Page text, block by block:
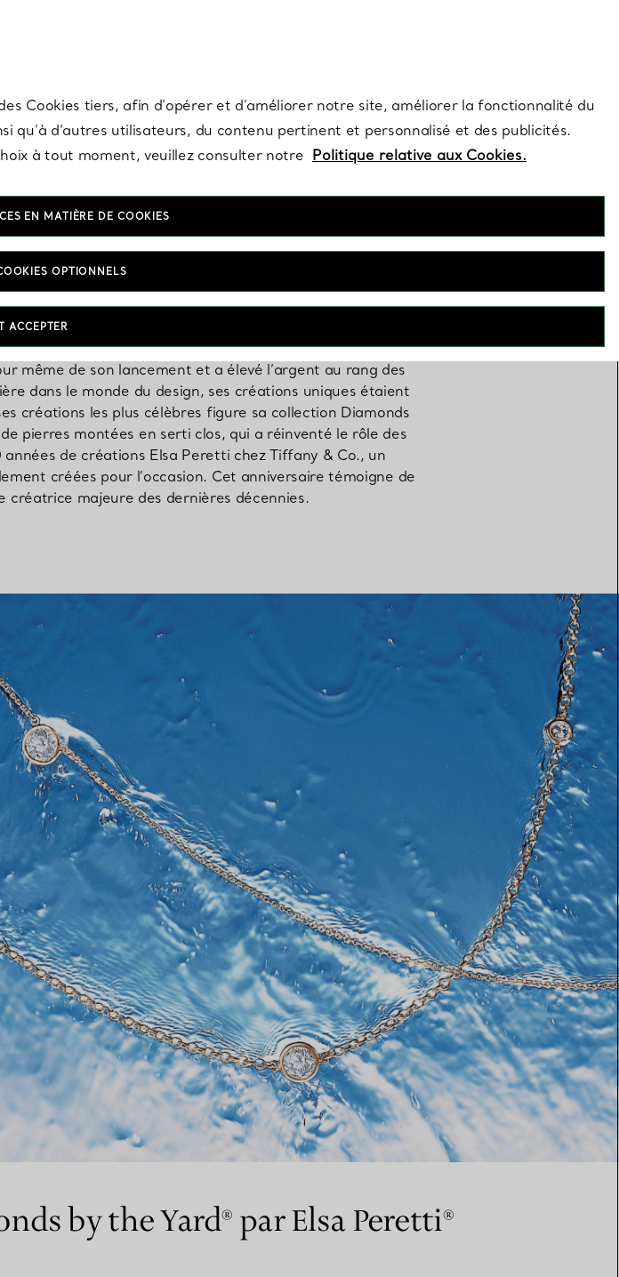
Bagues Eternité Elsa Peretti®
une révolution dans le milieu de la création joaillière.
même de son lancement et a élevé l’argent au rang des
dans le monde du design, ses créations uniques étaient
créations les plus célèbres figure sa collection Diamonds
pierres montées en serti clos, qui a réinventé le rôle des
de créations Elsa Peretti chez Tiffany & Co., un
créées pour l’occasion. Cet anniversaire témoigne de
créatrice majeure des dernières décennies.
by the Yard® par Elsa Peretti®
Cookies tiers, afin d’opérer et d’améliorer notre site, améliorer la fonctionnalité du
d’autres utilisateurs, du contenu pertinent et personnalisé et des publicités.
à tout moment, veuillez consulter notre Politique relative aux Cookies.
EN MATIÈRE DE COOKIES
OPTIONNELS
ACCEPTER